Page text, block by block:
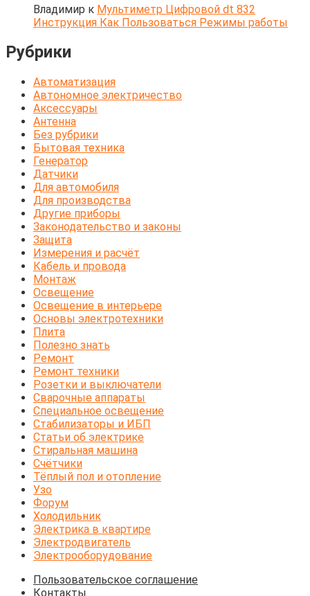
Владимир к Мультиметр Цифровой dt 832
Инструкция Как Пользоваться Режимы работы
Рубрики
Автоматизация
Автономное электричество
Аксессуары
Антенна
Без рубрики
Бытовая техника
Генератор
Датчики
Для автомобиля
Для производства
Другие приборы
Законодательство и законы
Защита
Измерения и расчёт
Кабель и провода
Монтаж
Освещение
Освещение в интерьере
Основы электротехники
Плита
Полезно знать
Ремонт
Ремонт техники
Розетки и выключатели
Сварочные аппараты
Специальное освещение
Стабилизаторы и ИБП
Статьи об электрике
Стиральная машина
Счётчики
Тёплый пол и отопление
Узо
Форум
Холодильник
Электрика в квартире
Электродвигатель
Электрооборудование
Пользовательское соглашение
Контакты